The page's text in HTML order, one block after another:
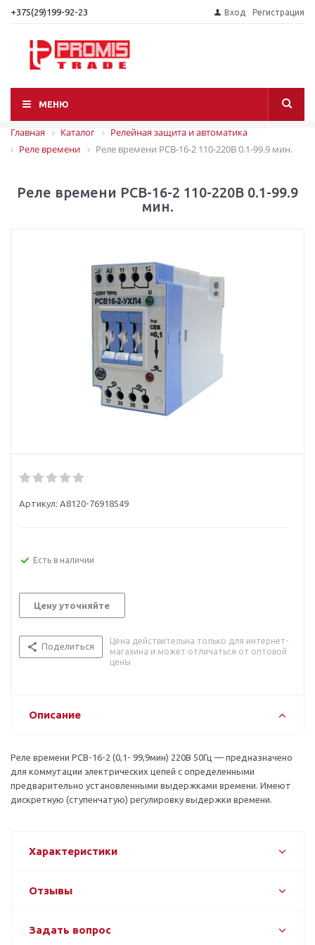
+375(29)199-92-23 Вход Регистрация
МЕНЮ
Главная Каталог
Релейная защита и автоматика
Реле времени
Реле времени РСВ-16-2 110-220В 0.1-99.9 мин.
Реле времени РСВ-16-2 110-220В 0.1-99.9
мин.
Артикул: A8120-76918549
Есть в наличии
Цену уточняйте
Поделиться
Цена действительна только для интернет-
магазина и может отличаться от оптовой
цены
Описание
Реле времени РСВ-16-2 (0,1- 99,9мин) 220В 50Гц — предназначено
для коммутации электрических цепей с определенными
предварительно установленными выдержками времени. Имеют
дискретную (ступенчатую) регулировку выдержки времени.
Характеристики
Отзывы
Задать вопрос